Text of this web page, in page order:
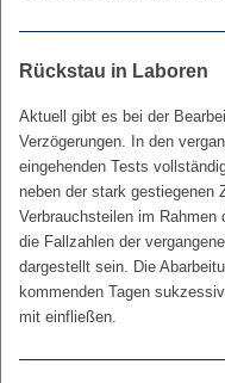
Rückstau in Laboren
Aktuell gibt es bei der
Verzögerungen. In den
eingehenden Tests
neben der stark gestiegenen
Verbrauchsteilen im Rahmen
die Fallzahlen der
dargestellt sein. Die
kommenden Tagen
mit einfließen.